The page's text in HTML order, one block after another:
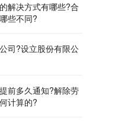
解决方式有哪些?合
些不同?
司?设立股份有限公
前多久通知?解除劳
计算的?